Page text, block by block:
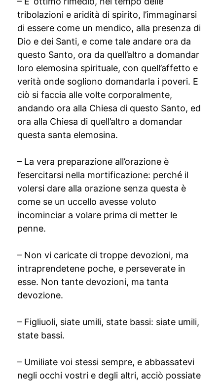
tribolazioni e aridità di spirito, l’immaginarsi
di essere come un mendico, alla presenza di
Dio e dei Santi, e come tale andare ora da
questo Santo, ora da quell’altro a domandar
loro elemosina spirituale, con quell’affetto e
verità onde sogliono domandarla i poveri. E
ciò si faccia alle volte corporalmente,
andando ora alla Chiesa di questo Santo, ed
ora alla Chiesa di quell’altro a domandar
questa santa elemosina.
– La vera preparazione all’orazione è
l’esercitarsi nella mortificazione: perché il
volersi dare alla orazione senza questa è
come se un uccello avesse voluto
incominciar a volare prima di metter le
penne.
– Non vi caricate di troppe devozioni, ma
intraprendetene poche, e perseverate in
esse. Non tante devozioni, ma tanta
devozione.
– Figliuoli, siate umili, state bassi: siate umili,
state bassi.
– Umiliate voi stessi sempre, e abbassatevi
negli occhi vostri e degli altri, acciò possiate